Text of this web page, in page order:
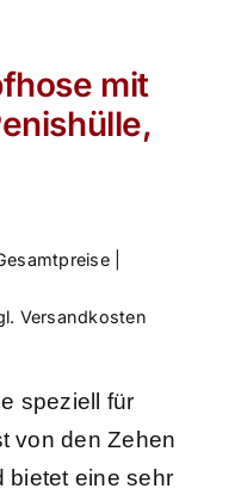
mit
|
Versandkosten
speziell für
von den Zehen
bietet eine sehr